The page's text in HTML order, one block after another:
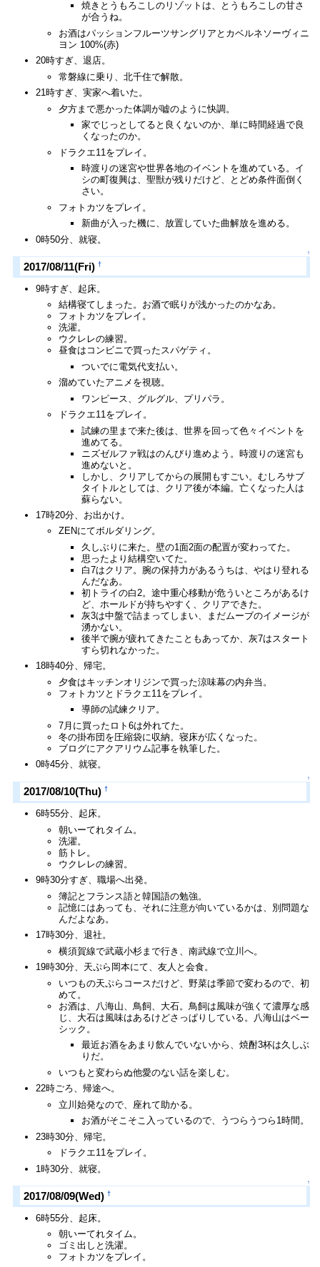
焼きとうもろこしのリゾットは、とうもろこしの甘さ
が合うね。
お酒はパッションフルーツサングリアとカベルネソーヴィニ
ヨン 100%(赤)
20時すぎ、退店。
常磐線に乗り、北千住で解散。
21時すぎ、実家へ着いた。
夕方まで悪かった体調が嘘のように快調。
家でじっとしてると良くないのか、単に時間経過で良
くなったのか。
ドラクエ11をプレイ。
時渡りの迷宮や世界各地のイベントを進めている。イ
シの町復興は、聖獣が残りだけど、とどめ条件面倒く
さい。
フォトカツをプレイ。
新曲が入った機に、放置していた曲解放を進める。
0時50分、就寝。
↑
2017/08/11(Fri) †
9時すぎ、起床。
結構寝てしまった。お酒で眠りが浅かったのかなあ。
フォトカツをプレイ。
洗濯。
ウクレレの練習。
昼食はコンビニで買ったスパゲティ。
ついでに電気代支払い。
溜めていたアニメを視聴。
ワンピース、グルグル、プリパラ。
ドラクエ11をプレイ。
試練の里まで来た後は、世界を回って色々イベントを
進めてる。
ニズゼルファ戦はのんびり進めよう。時渡りの迷宮も
進めないと。
しかし、クリアしてからの展開もすごい。むしろサブ
タイトルとしては、クリア後が本編。亡くなった人は
蘇らない。
17時20分、お出かけ。
ZENにてボルダリング。
久しぶりに来た。壁の1面2面の配置が変わってた。
思ったより結構空いてた。
白7はクリア。腕の保持力があるうちは、やはり登れる
んだなあ。
初トライの白2。途中重心移動が危ういところがあるけ
ど、ホールドが持ちやすく、クリアできた。
灰3は中盤で詰まってしまい、まだムーブのイメージが
湧かない。
後半で腕が疲れてきたこともあってか、灰7はスタート
すら切れなかった。
18時40分、帰宅。
夕食はキッチンオリジンで買った涼味幕の内弁当。
フォトカツとドラクエ11をプレイ。
導師の試練クリア。
7月に買ったロト6は外れてた。
冬の掛布団を圧縮袋に収納。寝床が広くなった。
ブログにアクアリウム記事を執筆した。
0時45分、就寝。
↑
2017/08/10(Thu) †
6時55分、起床。
朝いーてれタイム。
洗濯。
筋トレ。
ウクレレの練習。
9時30分すぎ、職場へ出発。
簿記とフランス語と韓国語の勉強。
記憶にはあっても、それに注意が向いているかは、別問題な
んだよなあ。
17時30分、退社。
横須賀線で武蔵小杉まで行き、南武線で立川へ。
19時30分、天ぷら岡本にて、友人と会食。
いつもの天ぷらコースだけど、野菜は季節で変わるので、初
めて。
お酒は、八海山、鳥飼、大石。鳥飼は風味が強くて濃厚な感
じ、大石は風味はあるけどさっぱりしている。八海山はベー
シック。
最近お酒をあまり飲んでいないから、焼酎3杯は久しぶ
りだ。
いつもと変わらぬ他愛のない話を楽しむ。
22時ごろ、帰途へ。
立川始発なので、座れて助かる。
お酒がそこそこ入っているので、うつらうつら1時間。
23時30分、帰宅。
ドラクエ11をプレイ。
1時30分、就寝。
↑
2017/08/09(Wed) †
6時55分、起床。
朝いーてれタイム。
ゴミ出しと洗濯。
フォトカツをプレイ。